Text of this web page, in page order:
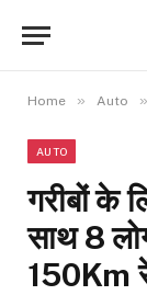
Home » Auto »
AUTO
गरीबों के
साथ 8
150Km